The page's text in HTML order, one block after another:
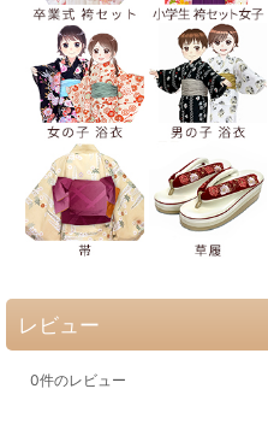
レビュー
0件のレビュー